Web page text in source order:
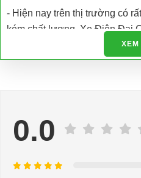
- Hiện nay trên thị trường có
kém chất lượng. Xe Điện Đại
nhập khẩu các loại xe điện và
nhà máy sản xuất đảm bảo
- Hỗ trợ giải đáp các vấn đề
- Chuyên phụ tùng, phụ kiện -
XEM
0.0